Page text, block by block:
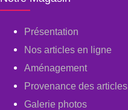
Présentation
Nos articles en ligne
Aménagement
Provenance des articles
Galerie photos